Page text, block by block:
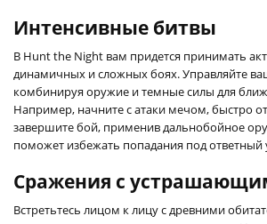
Интенсивные битвы
В Hunt the Night вам придется принимать
динамичных и сложных боях. Управляйте
комбинируя оружие и темные силы для
Например, начните с атаки мечом, быстро
завершите бой, применив дальнобойное
поможет избежать попадания под ответный
Сражения с
Встретьтесь лицом к лицу с древними